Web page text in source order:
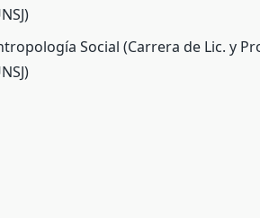
Social (Carrera de Lic. y